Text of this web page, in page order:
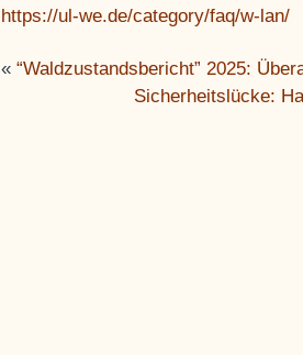
https://ul-we.de/category/faq/w-lan/
« “Waldzustandsbericht” 2025:
Sicherheitslücke: